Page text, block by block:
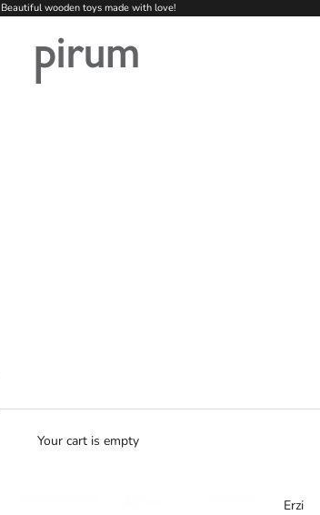
Beautiful wooden toys made with love!
pirum-holzspielzeuge.de
Your cart is empty
Erzi